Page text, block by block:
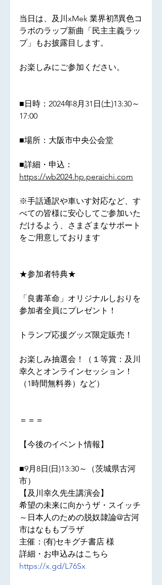
当日は、及川xMek 業界初⁈異色コ
ラボのラップ新曲「民主主義ラッ
プ」もお披露目します。
お楽しみにご参加ください。
■日時：2024年8月31日(土)13:30～
17:00
■場所：大阪市中央公会堂
■詳細・申込：
https://wb2024.hp.peraichi.com
※手話通訳や車いす対応など、す
べての皆様に安心してご参加いた
だけるよう、さまざまなサポート
をご用意しております
★参加者特典★
「良書革命」オリジナルしおりを
参加者全員にプレゼント！
トランプ応援グッズ限定販売！
お楽しみ抽選会！（１等賞：及川
幸久とオンラインセッション！
（1時間無料券）など）
＝＝＝
【今後のイベント情報】
■9月8日(日)13:30～（茨城県古河
市）
【及川幸久先生講演会】
希望の未来に向かうザ・スイッチ
～日本人のための脱奴隷論@古河
市はなももプラザ
主催：(有)セキグチ書店 様
詳細・お申込みはこちら
https://x.gd/L76Sx